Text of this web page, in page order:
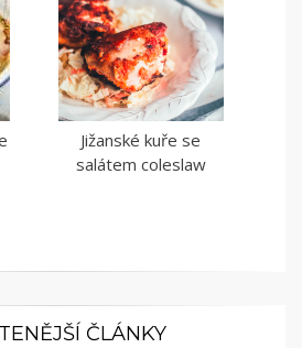
Jižanské kuře se
salátem coleslaw
ČLÁNKY